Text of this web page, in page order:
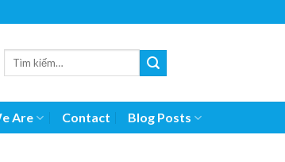
Are Contact Blog Posts